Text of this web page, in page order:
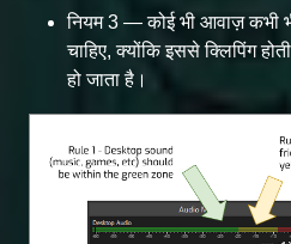
नियम 3 — कोई भी आवाज़ कभी
चाहिए, क्योंकि इससे क्लिपिंग
हो जाता है।